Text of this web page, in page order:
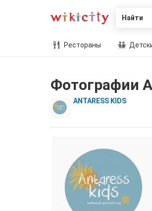
Найти
Рестораны
Фотографии
ANTARESS KIDS